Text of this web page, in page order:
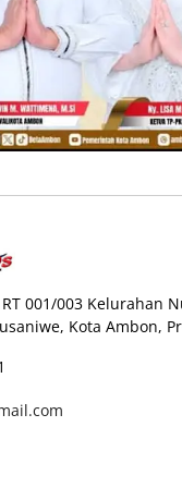
001/003 Kelurahan
Kota Ambon,